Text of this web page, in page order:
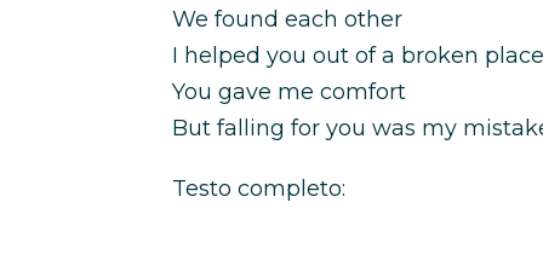
We found each other
I helped you out of a broken place
You gave me comfort
But falling for you was my
Testo completo: